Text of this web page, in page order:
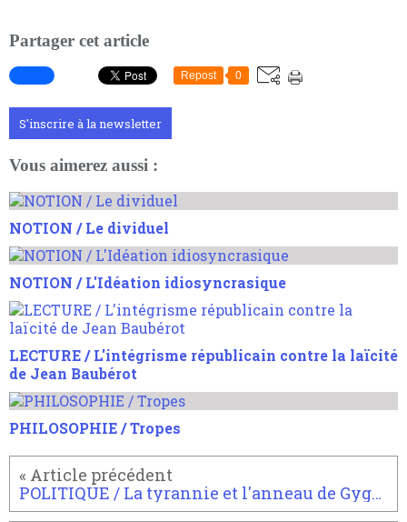
Partager cet article
Repost 0
S'inscrire à la newsletter
Vous aimerez aussi :
NOTION / Le dividuel
NOTION / L'Idéation idiosyncrasique
LECTURE / L'intégrisme républicain contre la laïcité
de Jean Baubérot
PHILOSOPHIE / Tropes
POLITIQUE / La tyrannie et l'anneau de Gygès